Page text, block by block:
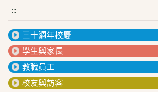
:::
三十週年校慶
學生與家長
教職員工
校友與訪客